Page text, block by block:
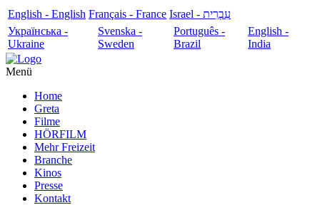
English - English Français - France
עִבְרִית - Israel
Українська -
Ukraine
Svenska -
Sweden
Português -
Brazil
English -
India
Menü
Home
Greta
Filme
HÖRFILM
Mehr Freizeit
Branche
Kinos
Presse
Kontakt